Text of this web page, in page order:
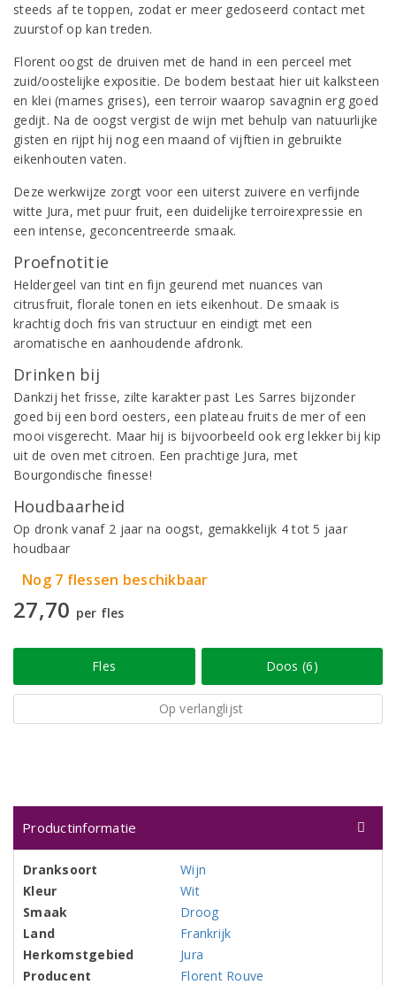
steeds af te toppen, zodat er meer gedoseerd contact met
zuurstof op kan treden.
Florent oogst de druiven met de hand in een perceel met
zuid/oostelijke expositie. De bodem bestaat hier uit kalksteen
en klei (marnes grises), een terroir waarop savagnin erg goed
gedijt. Na de oogst vergist de wijn met behulp van natuurlijke
gisten en rijpt hij nog een maand of vijftien in gebruikte
eikenhouten vaten.
Deze werkwijze zorgt voor een uiterst zuivere en verfijnde
witte Jura, met puur fruit, een duidelijke terroirexpressie en
een intense, geconcentreerde smaak.
Proefnotitie
Heldergeel van tint en fijn geurend met nuances van
citrusfruit, florale tonen en iets eikenhout. De smaak is
krachtig doch fris van structuur en eindigt met een
aromatische en aanhoudende afdronk.
Drinken bij
Dankzij het frisse, zilte karakter past Les Sarres bijzonder
goed bij een bord oesters, een plateau fruits de mer of een
mooi visgerecht. Maar hij is bijvoorbeeld ook erg lekker bij kip
uit de oven met citroen. Een prachtige Jura, met
Bourgondische finesse!
Houdbaarheid
Op dronk vanaf 2 jaar na oogst, gemakkelijk 4 tot 5 jaar
houdbaar
Nog 7 flessen beschikbaar
27,70 per fles
Fles Doos (6)
Op verlanglijst
Productinformatie
Dranksoort
Wijn
Kleur
Wit
Smaak
Droog
Land
Frankrijk
Herkomstgebied
Jura
Producent
Florent Rouve